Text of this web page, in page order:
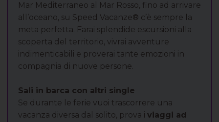
Mar Mediterraneo al Mar Rosso, fino ad arrivare
all’oceano, su Speed Vacanze® c’è sempre la
meta perfetta. Farai splendide escursioni alla
scoperta del territorio, vivrai avventure
indimenticabili e proverai tante emozioni in
compagnia di nuove persone.
Sali in barca con altri single
Se durante le ferie vuoi trascorrere una
vacanza diversa dal solito, prova i viaggi ad